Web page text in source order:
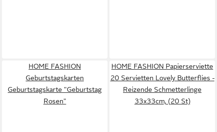
HOME FASHION
Geburtstagskarten
Geburtstagskarte "Geburtstag
Rosen"
HOME FASHION Papierserviette
20 Servietten Lovely Butterflies -
Reizende Schmetterlinge
33x33cm, (20 St)